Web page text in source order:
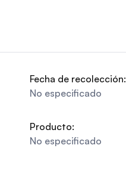
Fecha de recolección:
No especificado
Producto:
No especificado